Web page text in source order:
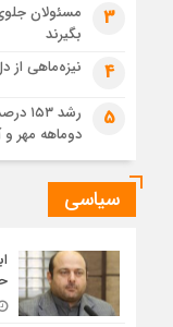
3
مسئولان
بگیرند
4 نیزه‌ماهی از
5
رشد
دوماهه مهر و
سیاسی